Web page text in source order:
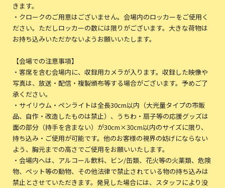
きます。
・クロークのご用意はございません。会場内のロッカーをご使用く
ださい。ただしロッカーの数には限りがございます。大きな荷物は
お持ち込みいただかないようお願いいたします。
【会場での注意事項】
・客席を含む会場内に、収録用カメラが入ります。収録した映像や
写真は、放送・配信・複製頒布等する場合がございます。予めご了
承ください。
・サイリウム・ペンライトは全長30cm以内（大光量タイプの市販
品、自作・改造したものは禁止）、うちわ・扇子等の応援グッズは
面の部分（持手を含まない）が30cm×30cm以内のサイズに限り、
持ち込み・ご使用が可能です。他のお客様の視界の妨げにならない
よう、胸元までの高さでご使用をお願いいたします。
・会場内へは、アルコール飲料、ビン/缶類、花火等の火薬類、危険
物、ペット等の動物、その他法律で禁止されている物の持ち込みは
禁止とさせていただきます。発見した場合には、スタッフにより没